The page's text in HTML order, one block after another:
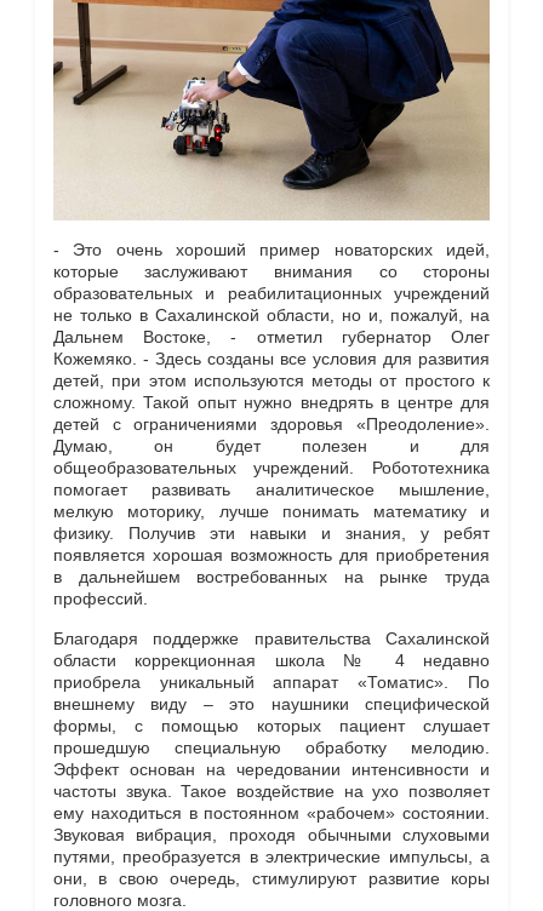
- Это очень хороший пример новаторских идей,
которые заслуживают внимания со стороны
образовательных и реабилитационных учреждений
не только в Сахалинской области, но и, пожалуй, на
Дальнем Востоке, - отметил губернатор Олег
Кожемяко. - Здесь созданы все условия для развития
детей, при этом используются методы от простого к
сложному. Такой опыт нужно внедрять в центре для
детей с ограничениями здоровья «Преодоление».
Думаю, он будет полезен и для
общеобразовательных учреждений. Робототехника
помогает развивать аналитическое мышление,
мелкую моторику, лучше понимать математику и
физику. Получив эти навыки и знания, у ребят
появляется хорошая возможность для приобретения
в дальнейшем востребованных на рынке труда
профессий.
Благодаря поддержке правительства Сахалинской
области коррекционная школа № 4 недавно
приобрела уникальный аппарат «Томатис». По
внешнему виду – это наушники специфической
формы, с помощью которых пациент слушает
прошедшую специальную обработку мелодию.
Эффект основан на чередовании интенсивности и
частоты звука. Такое воздействие на ухо позволяет
ему находиться в постоянном «рабочем» состоянии.
Звуковая вибрация, проходя обычными слуховыми
путями, преобразуется в электрические импульсы, а
они, в свою очередь, стимулируют развитие коры
головного мозга.